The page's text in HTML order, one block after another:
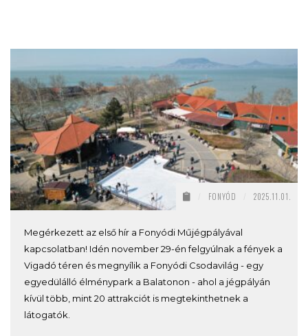
FONYÓD 2025.11.01.
Megérkezett az első hír a Fonyódi Műjégpályával
kapcsolatban! Idén november 29-én felgyúlnak a fények a
Vigadó téren és megnyílik a Fonyódi Csodavilág - egy
egyedülálló élménypark a Balatonon - ahol a jégpályán
kívül több, mint 20 attrakciót is megtekinthetnek a
látogatók.